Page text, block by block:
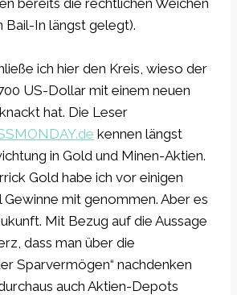
Bail-In längst gelegt).
ich hier den Kreis, wieso der
US-Dollar mit einem neuen
hat. Die Leser
kennen längst
in Gold und Minen-Aktien.
Gold habe ich vor einigen
mit genommen. Aber es
Mit Bezug auf die Aussage
dass man über die
Sparvermögen“ nachdenken
auch Aktien-Depots